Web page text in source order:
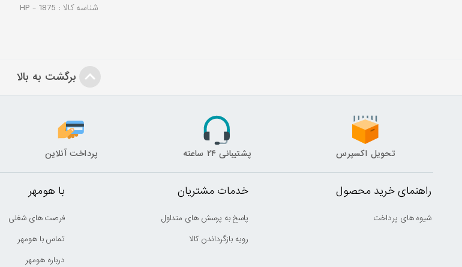
شناسه کالا : HP - 1875
برگشت به بالا
تحویل اکسپرس پشتیبانی ۲۴ ساعته پرداخت آنلاین
راهنمای خرید محصول
شیوه های پرداخت
خدمات مشتریان
پاسخ به پرسش های متداول
رویه بازگرداندن کالا
با هومهر
فرصت های شغلی
تماس با هومهر
درباره هومهر